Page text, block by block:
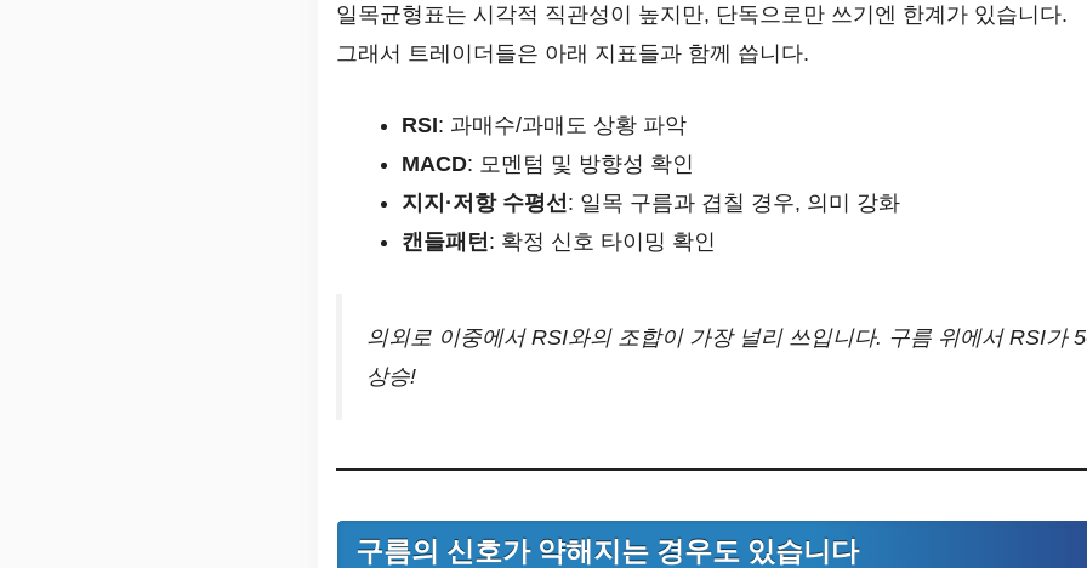
일목균형표는 시각적 직관성이 높지만, 단독으로만 쓰기엔 한계가 있습니다.
그래서 트레이더들은 아래 지표들과 함께 씁니다.
RSI: 과매수/과매도 상황 파악
MACD: 모멘텀 및 방향성 확인
지지·저항 수평선 : 일목 구름과 겹칠 경우, 의미 강화
캔들패턴 : 확정 신호 타이밍 확인
의외로 이중에서 RSI와의 조합이 가장 널리 쓰입니다. 구름 위에서 RSI가
상승!
구름의 신호가 약해지는 경우도 있습니다